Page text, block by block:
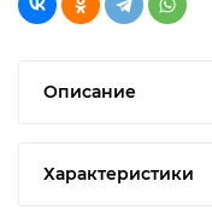
Описание
Характеристики